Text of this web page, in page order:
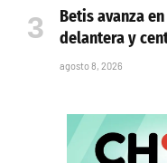
Betis avanza
delantera y
agosto 8, 2026